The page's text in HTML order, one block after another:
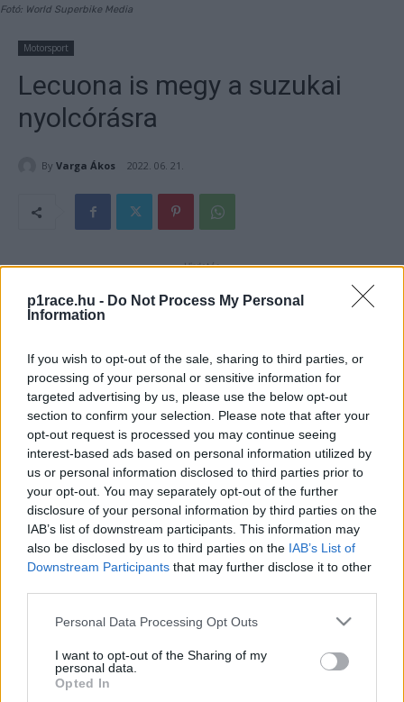
p1race.hu - Do Not Process My Personal
Information
If you wish to opt-out of the sale, sharing to third parties, or
processing of your personal or sensitive information for
targeted advertising by us, please use the below opt-out
section to confirm your selection. Please note that after your
opt-out request is processed you may continue seeing
interest-based ads based on personal information utilized by
us or personal information disclosed to third parties prior to
your opt-out. You may separately opt-out of the further
disclosure of your personal information by third parties on the
IAB’s list of downstream participants. This information may
also be disclosed by us to third parties on the IAB’s List of
Downstream Participants that may further disclose it to other
Please note that this website/app uses one or more Google
not limited to your visit or usage behaviour. You may click to
grant or deny consent to Google and its third-party tags to
use your data for below specified purposes in below Google
Personal Data Processing Opt Outs
I want to opt-out of the Sharing of my
personal data.
Opted In
Fotó: World Superbike Media
Motorsport
Lecuona is megy a suzukai
nyolcórásra
By Varga Ákos 2022. 06. 21.
- Hirdetés -
A HRC Superbike-újonca, Iker Lecuona is ott lesz a japán
augusztusban.
- Hirdetés -
Superbike-világbajnoki bemutatkozása óta kiválóan alakul
Iker Lecuona szezonja. A korábbi KTM-pilóta pedig
augusztusban megint egy új műfajban, az endurance-
versenyzés világában próbálhatja ki magát a suzukai
nyolcóráson. A versenyen olyan nagyágyúk is ott lesznek
majd,
mint például Jonathan Rea. Lecuona csapattársai a
Bár kellett hozzá Rea és Razgatlıoğlu ütközése, a tény
attól még tény: Lecuona Assenben már dobogós